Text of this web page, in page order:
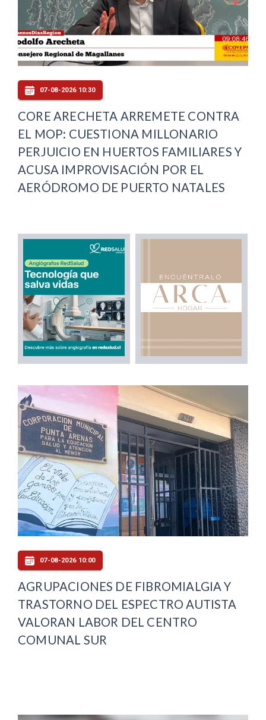
07-08-2026 10:30
CORE ARECHETA ARREMETE CONTRA
EL MOP: CUESTIONA MILLONARIO
PERJUICIO EN HUERTOS FAMILIARES Y
ACUSA IMPROVISACIÓN POR EL
AERÓDROMO DE PUERTO NATALES
07-08-2026 10:00
AGRUPACIONES DE FIBROMIALGIA Y
TRASTORNO DEL ESPECTRO AUTISTA
VALORAN LABOR DEL CENTRO
COMUNAL SUR